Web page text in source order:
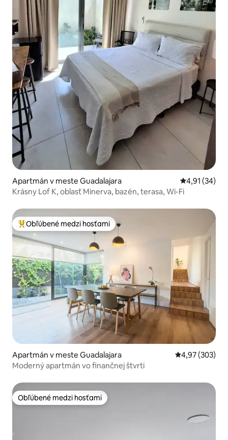
Apartmán v meste Guadalajara Priemerné
4,91 (34)
Krásny Lof K, oblasť Minerva, bazén, terasa, Wi-Fi
Najobľúbenejšie medzi hosťami
Obľúbené medzi hosťami
Apartmán v meste Guadalajara Priemerné
4,97 (303)
Moderný apartmán vo finančnej štvrti
Obľúbené medzi hosťami
Obľúbené medzi hosťami